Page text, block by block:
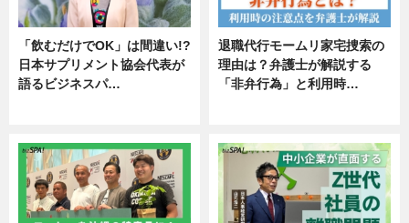
「飲むだけでOK」は間違い!?
日本サプリメント協会代表が
語るビジネスパ…
退職代行モームリ家宅捜索の
理由は？弁護士が解説する
「非弁行為」と利用時…